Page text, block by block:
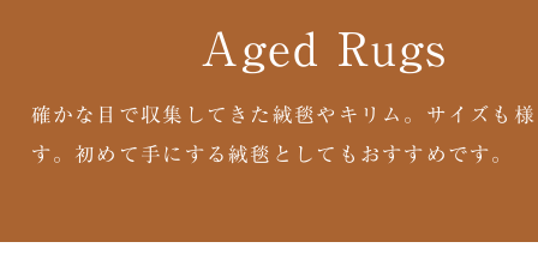
Aged Rugs
確かな目で収集してきた絨毯やキリム。サイズも
す。初めて手にする絨毯としてもおすすめです。